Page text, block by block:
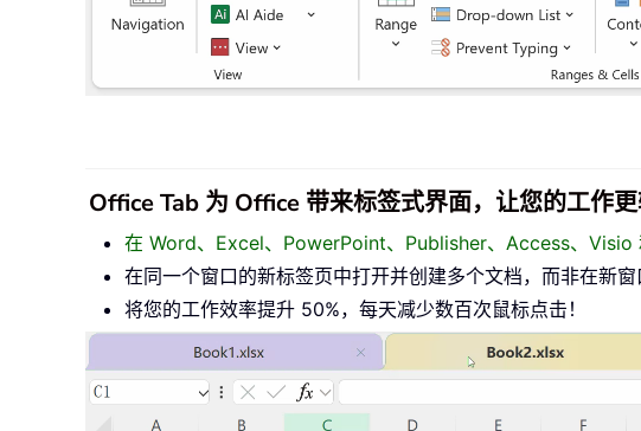
Office Tab 为 Office 带来标签式界面，让您的工作
在 Word、Excel、PowerPoint、Publisher、Access、Visio
在同一个窗口的新标签页中打开并创建多个文档，而非在新窗
将您的工作效率提升 50%，每天减少数百次鼠标点击！